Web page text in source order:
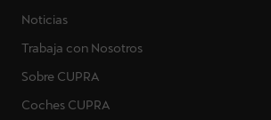
Noticias
Trabaja con Nosotros
Sobre CUPRA
Coches CUPRA